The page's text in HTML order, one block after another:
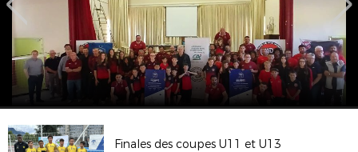
Finales des coupes U11 et U13